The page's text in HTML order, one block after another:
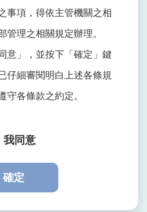
事項，得依主管機關之相
管理之相關規定辦理。
意」，並按下「確定」鍵
仔細審閱明白上述各條規
守各條款之約定。
我同意
確定